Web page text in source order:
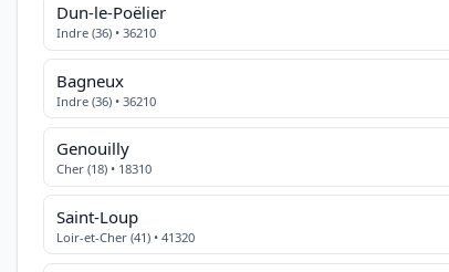
Dun-le-Poëlier
Indre (36) • 36210
Bagneux
Indre (36) • 36210
Genouilly
Cher (18) • 18310
Saint-Loup
Loir-et-Cher (41) • 41320